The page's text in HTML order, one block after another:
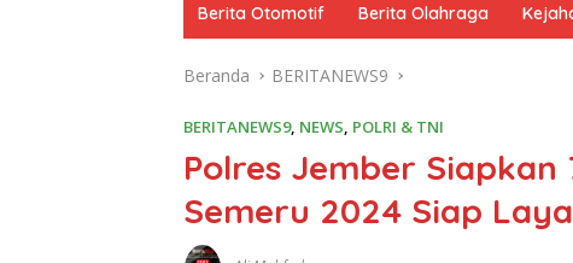
e
Berita Otomotif Berita Olahraga
Beranda BERITANEWS9
BERITANEWS9, NEWS, POLRI & TNI
Polres Jember
Semeru 2024 Siap